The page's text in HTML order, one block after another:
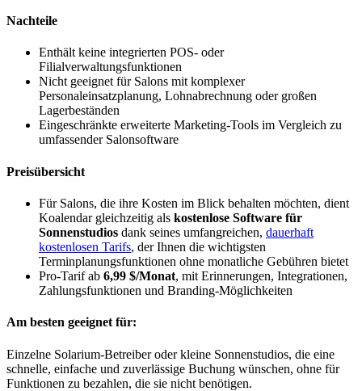
Nachteile
Enthält keine integrierten POS- oder
Filialverwaltungsfunktionen
Nicht geeignet für Salons mit komplexer
Personaleinsatzplanung, Lohnabrechnung oder großen
Lagerbeständen
Eingeschränkte erweiterte Marketing-Tools im Vergleich zu
umfassender Salonsoftware
Preisübersicht
Für Salons, die ihre Kosten im Blick behalten möchten, dient
Koalendar gleichzeitig als kostenlose Software für
Sonnenstudios dank seines umfangreichen, dauerhaft
kostenlosen Tarifs, der Ihnen die wichtigsten
Terminplanungsfunktionen ohne monatliche Gebühren bietet
Pro-Tarif ab 6,99 $/Monat, mit Erinnerungen, Integrationen,
Zahlungsfunktionen und Branding-Möglichkeiten
Am besten geeignet für:
Einzelne Solarium-Betreiber oder kleine Sonnenstudios, die eine
schnelle, einfache und zuverlässige Buchung wünschen, ohne für
Funktionen zu bezahlen, die sie nicht benötigen.